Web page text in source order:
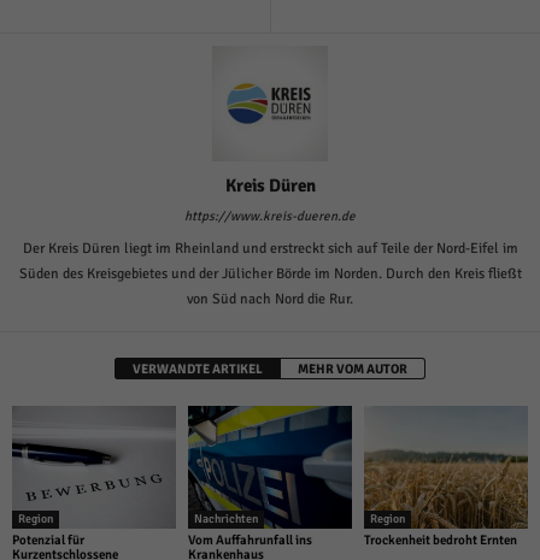
Kreis Düren
https://www.kreis-dueren.de
Der Kreis Düren liegt im Rheinland und erstreckt sich auf Teile der Nord-Eifel im
Süden des Kreisgebietes und der Jülicher Börde im Norden. Durch den Kreis fließt
von Süd nach Nord die Rur.
VERWANDTE ARTIKEL MEHR VOM AUTOR
Region
Potenzial für
Kurzentschlossene
Nachrichten
Vom Auffahrunfall ins
Krankenhaus
Region
Trockenheit bedroht Ernten